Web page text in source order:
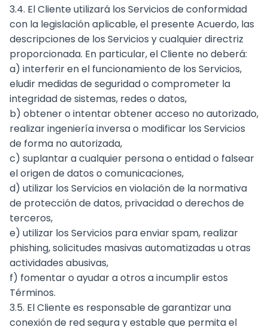
3.4. El Cliente utilizará los Servicios de conformidad
con la legislación aplicable, el presente Acuerdo, las
descripciones de los Servicios y cualquier directriz
proporcionada. En particular, el Cliente no deberá:
a) interferir en el funcionamiento de los Servicios,
eludir medidas de seguridad o comprometer la
integridad de sistemas, redes o datos,
b) obtener o intentar obtener acceso no autorizado,
realizar ingeniería inversa o modificar los Servicios
de forma no autorizada,
c) suplantar a cualquier persona o entidad o falsear
el origen de datos o comunicaciones,
d) utilizar los Servicios en violación de la normativa
de protección de datos, privacidad o derechos de
terceros,
e) utilizar los Servicios para enviar spam, realizar
phishing, solicitudes masivas automatizadas u otras
actividades abusivas,
f) fomentar o ayudar a otros a incumplir estos
Términos.
3.5. El Cliente es responsable de garantizar una
conexión de red segura y estable que permita el